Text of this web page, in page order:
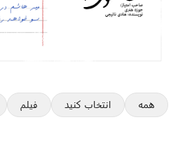
همه انتخاب کنید فیلم